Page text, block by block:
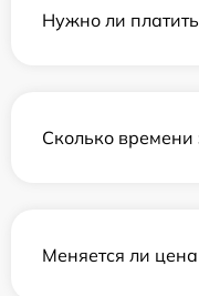
Нужно ли
Сколько
Меняется ли